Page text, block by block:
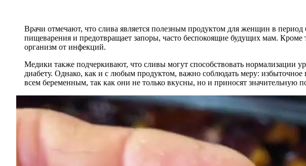
Врачи отмечают, что слива является полезным продуктом для женщин в
пищеварения и предотвращает запоры, часто беспокоящие будущих мам.
организм от инфекций.
Медики также подчеркивают, что сливы могут способствовать нормализации
диабету. Однако, как и с любым продуктом, важно соблюдать меру:
всем беременным, так как они не только вкусны, но и приносят значительную